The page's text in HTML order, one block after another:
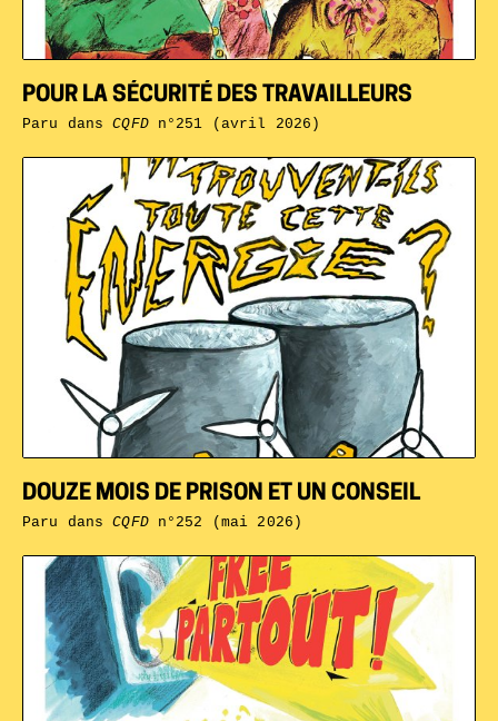
DOUZE MOIS DE PRISON ET UN CONSEIL
Paru dansCQFDn°252 (mai 2026)
POUR LA SÉCURITÉ DES TRAVAILLEURS
Paru dansCQFDn°251 (avril 2026)